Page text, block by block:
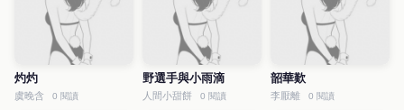
灼灼
虞晚含 0 閱讀
野選手與小雨滴
人間小甜餅 0 閱讀
韶華歎
李厭離 0 閱讀